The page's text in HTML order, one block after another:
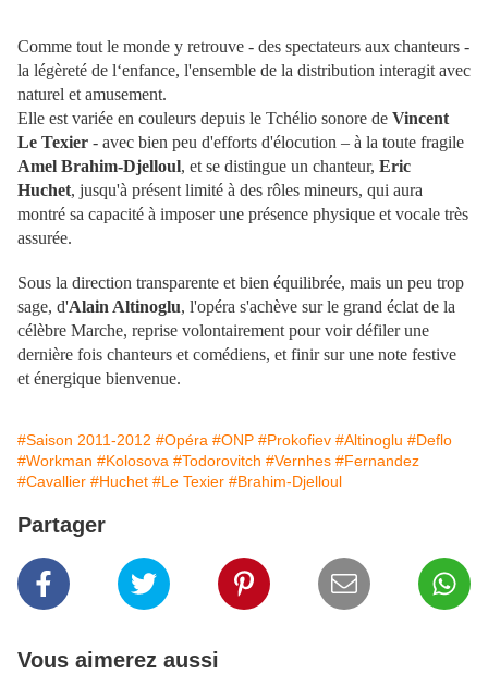
Comme tout le monde y retrouve - des spectateurs aux chanteurs -
la légèreté de l‘enfance, l'ensemble de la distribution interagit avec
naturel et amusement.
Elle est variée en couleurs depuis le Tchélio sonore de Vincent
Le Texier - avec bien peu d'efforts d'élocution – à la toute fragile
Amel Brahim-Djelloul, et se distingue un chanteur, Eric
Huchet, jusqu'à présent limité à des rôles mineurs, qui aura
montré sa capacité à imposer une présence physique et vocale très
assurée.
Sous la direction transparente et bien équilibrée, mais un peu trop
sage, d'Alain Altinoglu, l'opéra s'achève sur le grand éclat de la
célèbre Marche, reprise volontairement pour voir défiler une
dernière fois chanteurs et comédiens, et finir sur une note festive
et énergique bienvenue.
#Saison 2011-2012 #Opéra #ONP #Prokofiev #Altinoglu #Deflo
#Workman #Kolosova #Todorovitch #Vernhes #Fernandez
#Cavallier #Huchet #Le Texier #Brahim-Djelloul
Partager
Vous aimerez aussi